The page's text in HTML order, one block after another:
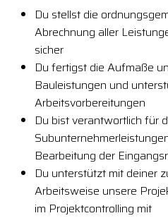
Du stellst die
Abrechnung aller
sicher
Du fertigst die Aufmaße
Bauleistungen und
Arbeitsvorbereitungen
Du bist verantwortlich für
Bearbeitung der
Du unterstützt mit deiner
Arbeitsweise unsere
im Projektcontrolling mit